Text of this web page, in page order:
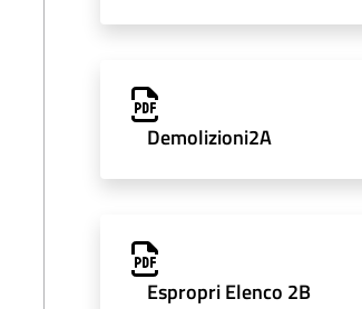
Demolizioni2A
Espropri Elenco 2B